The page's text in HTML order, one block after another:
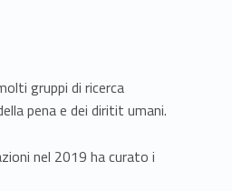
gruppi di ricerca
pena e dei diritit umani.
nel 2019 ha curato i